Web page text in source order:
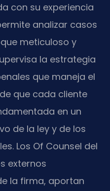
con su experiencia
analizar casos
meticuloso y
la estrategia
que maneja el
que cada cliente
en un
de la ley y de los
Los Of Counsel del
externos
la firma, aportan